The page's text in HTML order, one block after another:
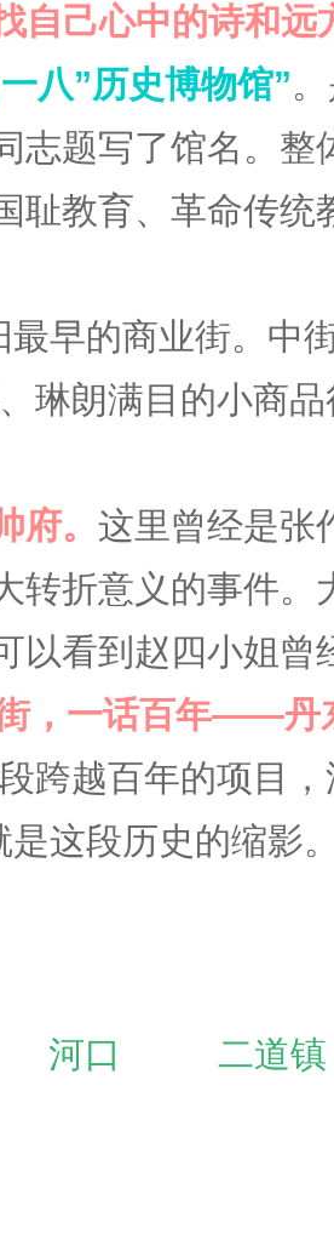
己心中的诗和远
八”历史博物馆”
志题写了馆名。整
耻教育、革命传统
最早的商业街。中
琳朗满目的小商
府。这里曾经是张
转折意义的事件。
看到赵四小姐曾
，一话百年——丹
跨越百年的项目
是这段历史的缩影
河口 二道镇